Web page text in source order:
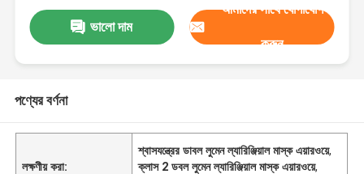
ভালো দাম
আমাদের সাথে যোগাযোগ
করুন
পণ্যের বর্ণনা
লক্ষণীয় করা:
শ্বাসযন্ত্রের ডাবল লুমেন ল্যারিঞ্জিয়াল মাস্ক এয়ারওয়ে,
ক্লাস 2 ডবল লুমেন ল্যারিঞ্জিয়াল মাস্ক এয়ারওয়ে,